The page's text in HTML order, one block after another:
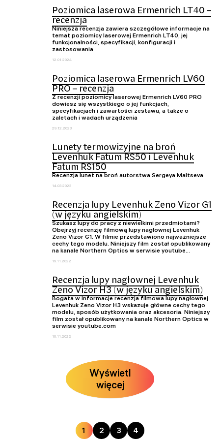
Poziomica laserowa Ermenrich LT40 –
recenzja
Niniejsza recenzja zawiera szczegółowe informacje na
temat poziomicy laserowej Ermenrich LT40, jej
funkcjonalności, specyfikacji, konfiguracji i
zastosowania
12.01.2024
Poziomica laserowa Ermenrich LV60
PRO – recenzja
Z recenzji poziomicy laserowej Ermenrich LV60 PRO
dowiesz się wszystkiego o jej funkcjach,
specyfikacjach i zawartości zestawu, a także o
zaletach i wadach urządzenia
29.12.2023
Lunety termowizyjne na broń
Levenhuk Fatum RS50 i Levenhuk
Fatum RS150
Recenzja lunet na broń autorstwa Sergeya Maltseva
14.03.2023
Recenzja lupy Levenhuk Zeno Vizor G1
(w języku angielskim)
Szukasz lupy do pracy z niewielkimi przedmiotami?
Obejrzyj recenzję filmową lupy nagłownej Levenhuk
Zeno Vizor G1. W filmie przedstawiono najważniejsze
cechy tego modelu. Niniejszy film został opublikowany
na kanale Northern Optics w serwisie youtube...
19.11.2022
Recenzja lupy nagłownej Levenhuk
Zeno Vizor H3 (w języku angielskim)
Bogata w informacje recenzja filmowa lupy nagłownej
Levenhuk Zeno Vizor H3 wskazuje główne cechy tego
modelu, sposób użytkowania oraz akcesoria. Niniejszy
film został opublikowany na kanale Northern Optics w
serwisie youtube.com
10.11.2022
Wyświetl
więcej
1 2 3 4